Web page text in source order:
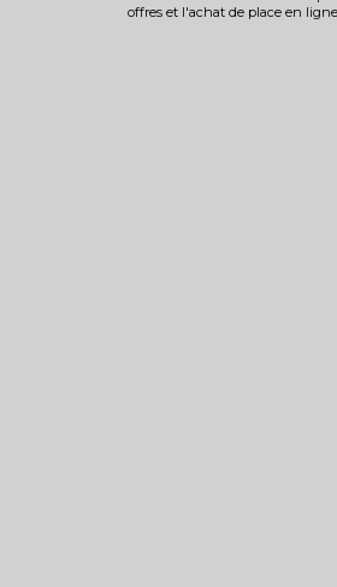
offres et l'achat de place en